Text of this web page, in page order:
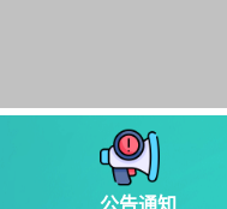
公告通知